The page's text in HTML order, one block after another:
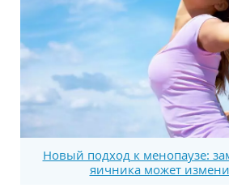
Новый подход к менопаузе:
яичника может